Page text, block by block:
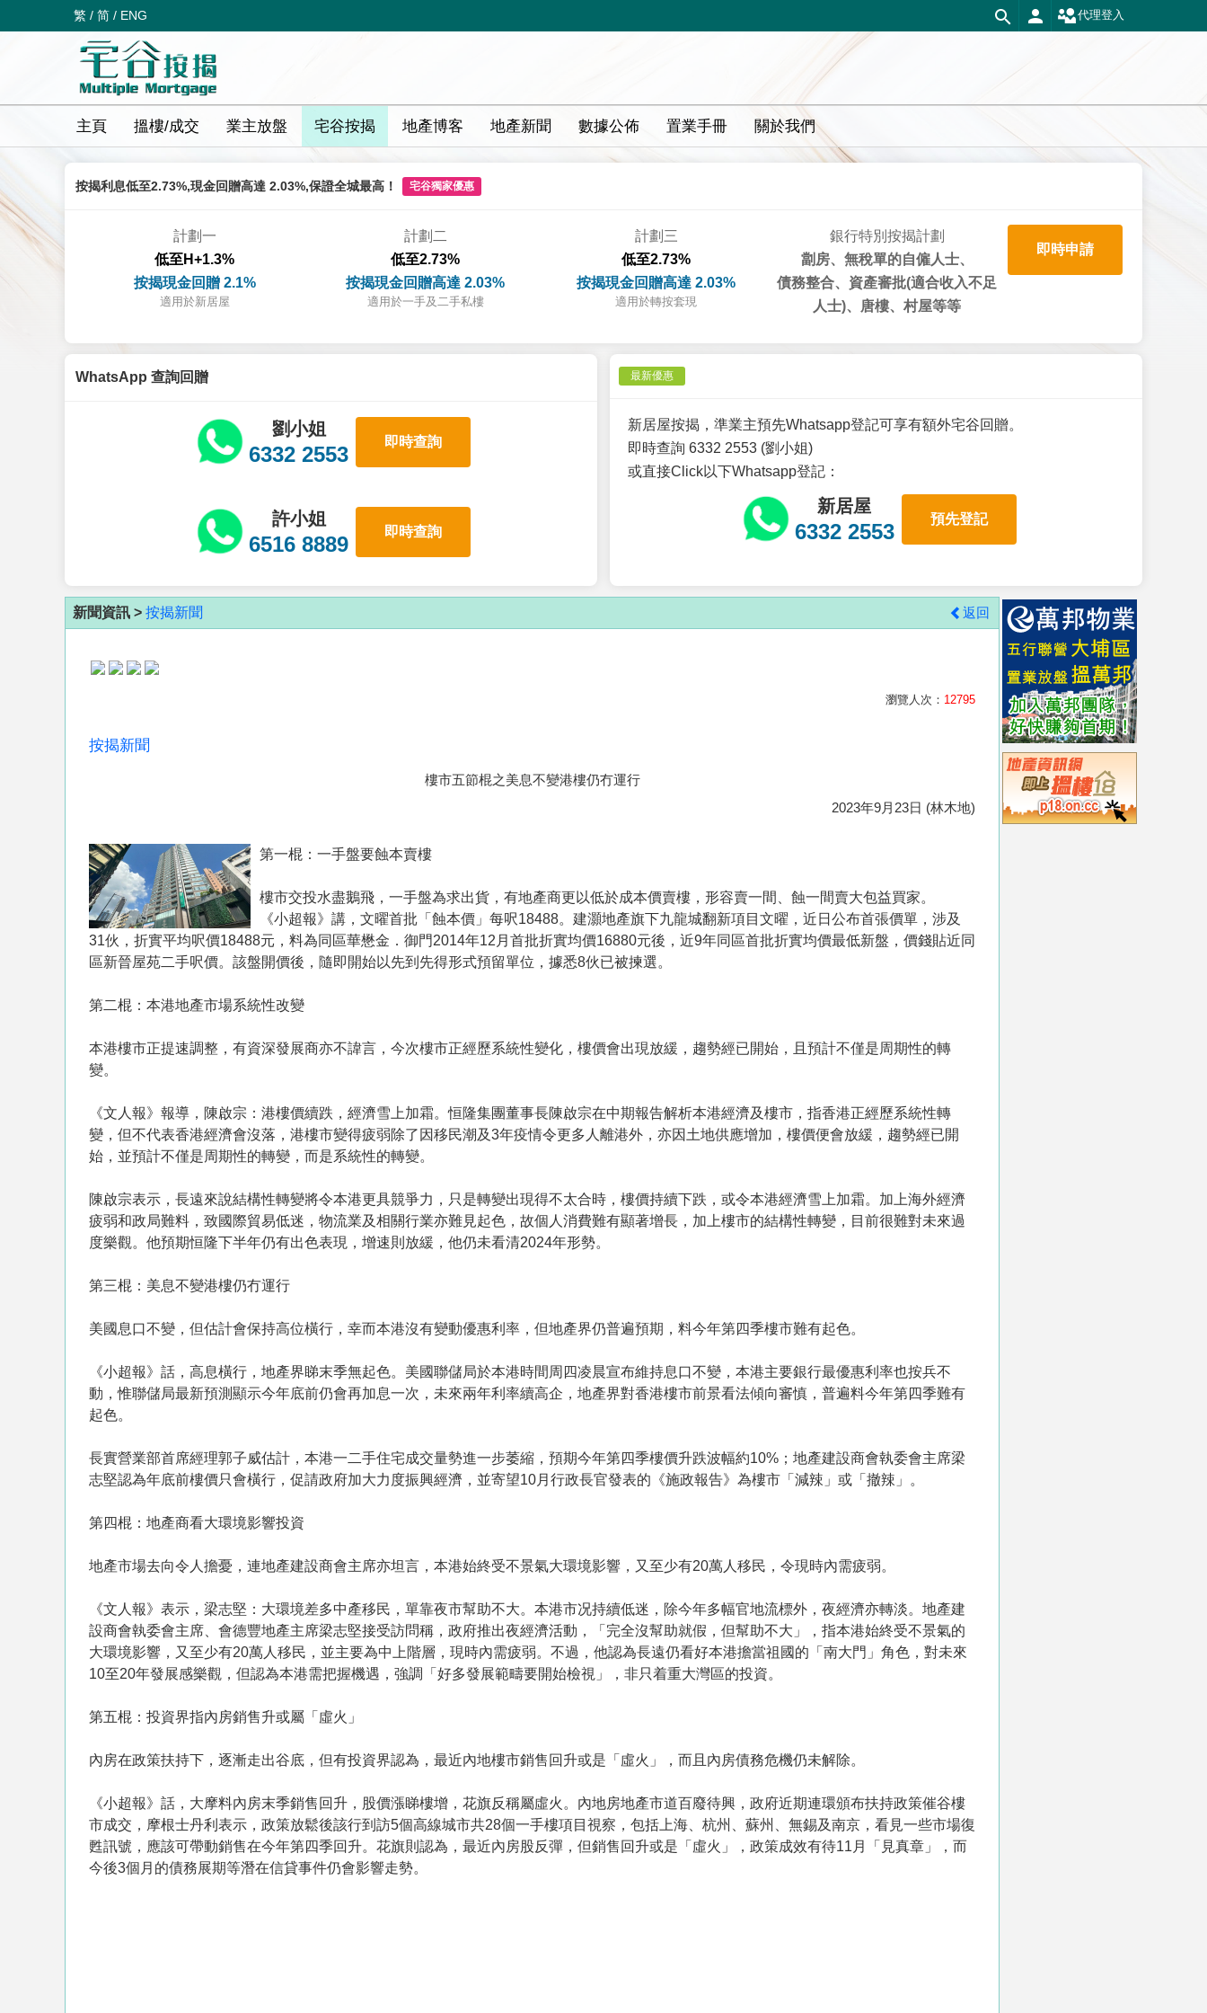
繁 / 简 / ENG 代理登入
主頁 搵樓/成交 業主放盤 宅谷按揭 地產博客 地產新聞 數據公佈 置業手冊 關於我們
按揭利息低至2.73%,現金回贈高達 2.03%,保證全城最高！ 宅谷獨家優惠
計劃一
低至H+1.3%
按揭現金回贈 2.1%
適用於新居屋
計劃二
低至2.73%
按揭現金回贈高達 2.03%
適用於一手及二手私樓
計劃三
低至2.73%
按揭現金回贈高達 2.03%
適用於轉按套現
銀行特別按揭計劃
劏房、無稅單的自僱人士、
債務整合、資產審批(適合收入不足
人士)、唐樓、村屋等等
即時申請
WhatsApp 查詢回贈
劉小姐
6332 2553
即時查詢
許小姐
6516 8889
即時查詢
最新優惠
新居屋按揭，準業主預先Whatsapp登記可享有額外宅谷回贈。
即時查詢 6332 2553 (劉小姐)
或直接Click以下Whatsapp登記：
新居屋
6332 2553
預先登記
新聞資訊 > 按揭新聞 返回
瀏覽人次： 12795
按揭新聞
樓市五節棍之美息不變港樓仍冇運行
2023年9月23日 (林木地)
第一棍：一手盤要蝕本賣樓
樓市交投水盡鵝飛，一手盤為求出貨，有地產商更以低於成本價賣樓，形容賣一間、蝕一間賣大包益買家。
《小超報》講，文曜首批「蝕本價」每呎18488。建灝地產旗下九龍城翻新項目文曜，近日公布首張價單，涉及
31伙，折實平均呎價18488元，料為同區華懋金．御門2014年12月首批折實均價16880元後，近9年同區首批折實均價最低新盤，價錢貼近同
區新晉屋苑二手呎價。該盤開價後，隨即開始以先到先得形式預留單位，據悉8伙已被揀選。
第二棍：本港地產市場系統性改變
本港樓市正提速調整，有資深發展商亦不諱言，今次樓市正經歷系統性變化，樓價會出現放緩，趨勢經已開始，且預計不僅是周期性的轉
變。
《文人報》報導，陳啟宗：港樓價續跌，經濟雪上加霜。恒隆集團董事長陳啟宗在中期報告解析本港經濟及樓市，指香港正經歷系統性轉
變，但不代表香港經濟會沒落，港樓市變得疲弱除了因移民潮及3年疫情令更多人離港外，亦因土地供應增加，樓價便會放緩，趨勢經已開
始，並預計不僅是周期性的轉變，而是系統性的轉變。
陳啟宗表示，長遠來說結構性轉變將令本港更具競爭力，只是轉變出現得不太合時，樓價持續下跌，或令本港經濟雪上加霜。加上海外經濟
疲弱和政局難料，致國際貿易低迷，物流業及相關行業亦難見起色，故個人消費難有顯著增長，加上樓市的結構性轉變，目前很難對未來過
度樂觀。他預期恒隆下半年仍有出色表現，增速則放緩，他仍未看清2024年形勢。
第三棍：美息不變港樓仍冇運行
美國息口不變，但估計會保持高位橫行，幸而本港沒有變動優惠利率，但地產界仍普遍預期，料今年第四季樓市難有起色。
《小超報》話，高息橫行，地產界睇末季無起色。美國聯儲局於本港時間周四凌晨宣布維持息口不變，本港主要銀行最優惠利率也按兵不
動，惟聯儲局最新預測顯示今年底前仍會再加息一次，未來兩年利率續高企，地產界對香港樓市前景看法傾向審慎，普遍料今年第四季難有
起色。
長實營業部首席經理郭子威估計，本港一二手住宅成交量勢進一步萎縮，預期今年第四季樓價升跌波幅約10%；地產建設商會執委會主席梁
志堅認為年底前樓價只會橫行，促請政府加大力度振興經濟，並寄望10月行政長官發表的《施政報告》為樓市「減辣」或「撤辣」。
第四棍：地產商看大環境影響投資
地產市場去向令人擔憂，連地產建設商會主席亦坦言，本港始終受不景氣大環境影響，又至少有20萬人移民，令現時內需疲弱。
《文人報》表示，梁志堅：大環境差多中產移民，單靠夜市幫助不大。本港市况持續低迷，除今年多幅官地流標外，夜經濟亦轉淡。地產建
設商會執委會主席、會德豐地產主席梁志堅接受訪問稱，政府推出夜經濟活動，「完全沒幫助就假，但幫助不大」，指本港始終受不景氣的
大環境影響，又至少有20萬人移民，並主要為中上階層，現時內需疲弱。不過，他認為長遠仍看好本港擔當祖國的「南大門」角色，對未來
10至20年發展感樂觀，但認為本港需把握機遇，強調「好多發展範疇要開始檢視」，非只着重大灣區的投資。
第五棍：投資界指內房銷售升或屬「虛火」
內房在政策扶持下，逐漸走出谷底，但有投資界認為，最近內地樓市銷售回升或是「虛火」，而且內房債務危機仍未解除。
《小超報》話，大摩料內房末季銷售回升，股價漲睇樓增，花旗反稱屬虛火。內地房地產市道百廢待興，政府近期連環頒布扶持政策催谷樓
市成交，摩根士丹利表示，政策放鬆後該行到訪5個高線城市共28個一手樓項目視察，包括上海、杭州、蘇州、無錫及南京，看見一些市場復
甦訊號，應該可帶動銷售在今年第四季回升。花旗則認為，最近內房股反彈，但銷售回升或是「虛火」，政策成效有待11月「見真章」，而
今後3個月的債務展期等潛在信貸事件仍會影響走勢。